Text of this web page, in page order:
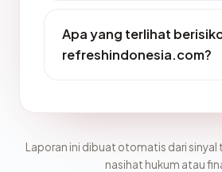
Apa yang terlihat
refreshindonesia.com?
Laporan ini dibuat otomatis dari sinyal
nasihat hukum atau